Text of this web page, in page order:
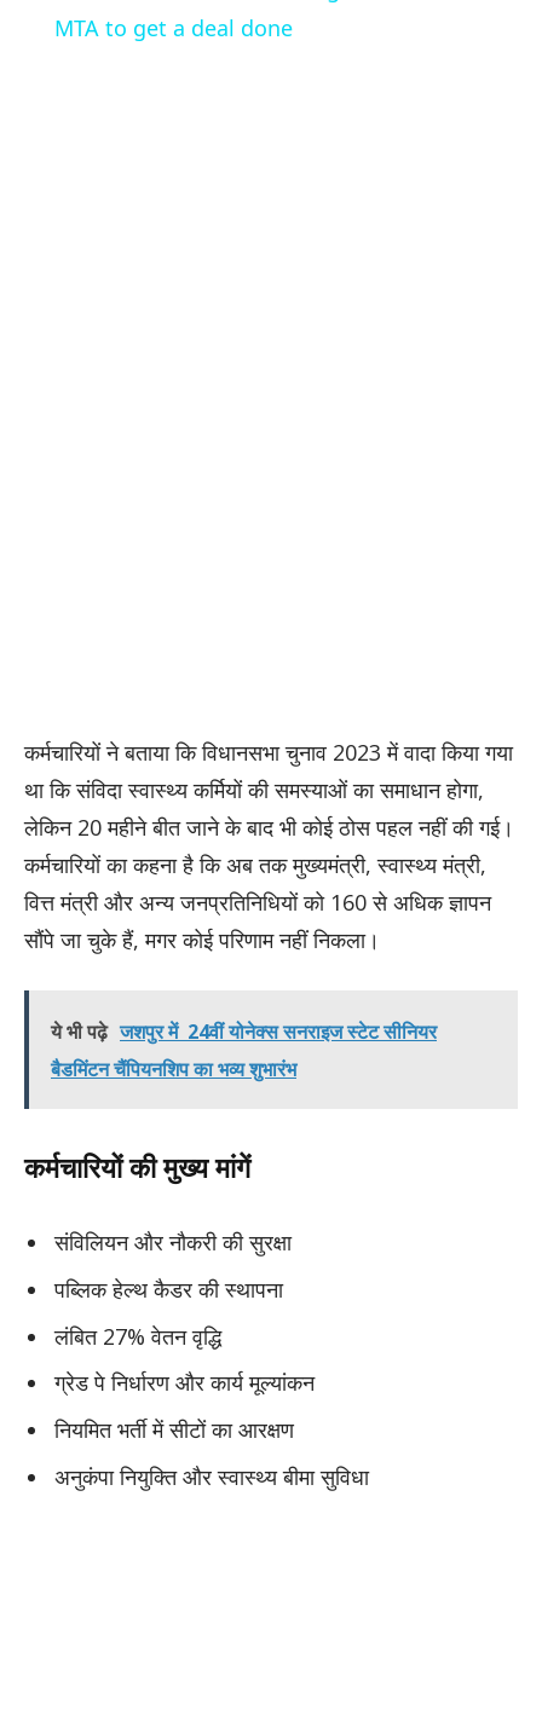
MTA to get a deal done
कर्मचारियों ने बताया कि विधानसभा चुनाव 2023 में वादा किया गया
था कि संविदा स्वास्थ्य कर्मियों की समस्याओं का समाधान होगा,
लेकिन 20 महीने बीत जाने के बाद भी कोई ठोस पहल नहीं की गई।
कर्मचारियों का कहना है कि अब तक मुख्यमंत्री, स्वास्थ्य मंत्री,
वित्त मंत्री और अन्य जनप्रतिनिधियों को 160 से अधिक ज्ञापन
सौंपे जा चुके हैं, मगर कोई परिणाम नहीं निकला।
ये भी पढ़े जशपुर में 24वीं योनेक्स सनराइज स्टेट सीनियर
बैडमिंटन चैंपियनशिप का भव्य शुभारंभ
कर्मचारियों की मुख्य मांगें
संविलियन और नौकरी की सुरक्षा
पब्लिक हेल्थ कैडर की स्थापना
लंबित 27% वेतन वृद्धि
ग्रेड पे निर्धारण और कार्य मूल्यांकन
नियमित भर्ती में सीटों का आरक्षण
अनुकंपा नियुक्ति और स्वास्थ्य बीमा सुविधा